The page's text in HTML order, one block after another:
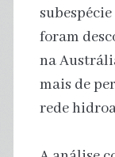
foram
na
mais de
rede